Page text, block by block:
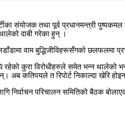
संयोजक तथा पूर्व प्रधानमन्त्री
दाबी गरेका हुन् ।
वाम बुद्धिजीविहरूसँगको
रहेको कुरा विरोधीहरुले समेत भन्न थालेको
अब कतिपयले त रिपोर्ट निकाल्दा खेरि
निर्वाचन परिचालन समितिको बैठक